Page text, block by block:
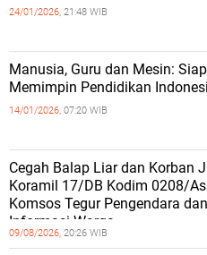
24/01/2026, 21:48 WIB
Manusia, Guru dan Mesin:
Memimpin Pendidikan
14/01/2026, 07:20 WIB
Cegah Balap Liar dan Korban
Koramil 17/DB Kodim 0208/
Komsos Tegur Pengendara
Informasi Warga
09/08/2026, 20:26 WIB